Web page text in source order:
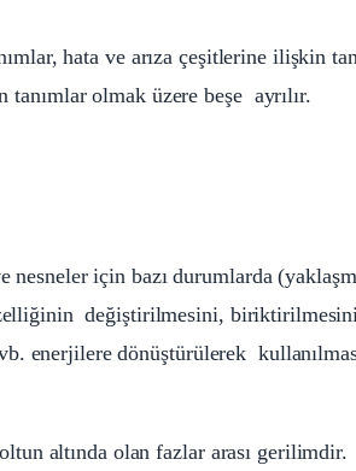
hata ve arıza çeşitlerine ilişkin
olmak üzere beşe ayrılır.
için bazı durumlarda
değiştirilmesini,
enerjilere dönüştürülerek
altında olan fazlar arası gerilimdir.